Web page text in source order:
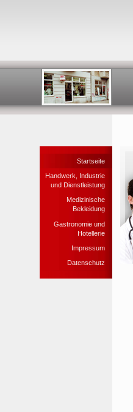
Startseite
Handwerk, Industrie
und Dienstleistung
Medizinische
Bekleidung
Gastronomie und
Hotellerie
Impressum
Datenschutz